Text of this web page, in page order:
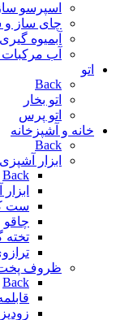
اسپرسو
چای ساز و
آبمیوه گیری
آب مرکبات
اتو
Back
اتو بخار
اتو پرس
خانه و آشپزخانه
Back
ابزار آشپزی
Back
ست
چاقو
ظروف پخت
Back
زودپز